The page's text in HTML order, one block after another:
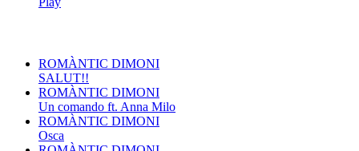
ROMÀNTIC DIMONI
SALUT!!
ROMÀNTIC DIMONI
Un comando ft. Anna Milo
ROMÀNTIC DIMONI
Osca